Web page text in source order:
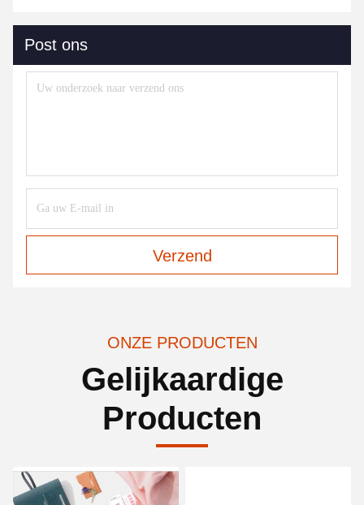
Post ons
Verzend
ONZE PRODUCTEN
Gelijkaardige
Producten